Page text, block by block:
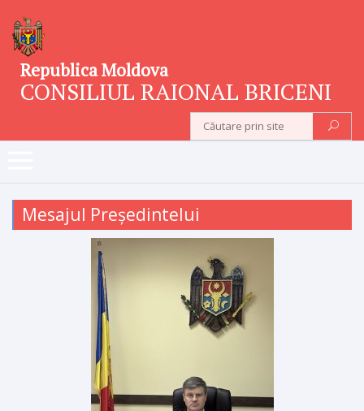
Republica Moldova
CONSILIUL RAIONAL BRICENI
Mesajul Președintelui